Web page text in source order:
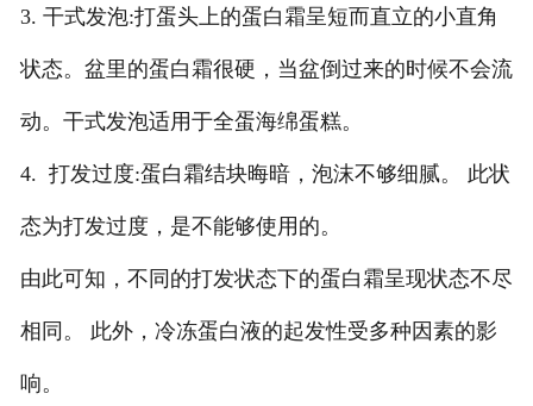
3. 干式发泡:打蛋头上的蛋白霜呈短而直立的小直角
状态。盆里的蛋白霜很硬，当盆倒过来的时候不会流
动。干式发泡适用于全蛋海绵蛋糕。
4. 打发过度:蛋白霜结块晦暗，泡沫不够细腻。 此状
态为打发过度，是不能够使用的。
由此可知，不同的打发状态下的蛋白霜呈现状态不尽
相同。 此外，冷冻蛋白液的起发性受多种因素的影
响。